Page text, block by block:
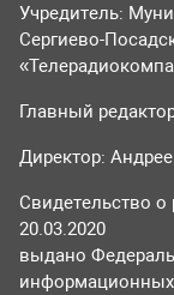
Учредитель:
Сергиево-
Главный
Директор:
Свидетельство
20.03.2020
выдано